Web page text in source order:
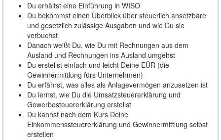
Du erhältst eine Einführung in WISO
Du bekommst einen Überblick über steuerlich ansetzbare
und gesetzlich zulässige Ausgaben und wie Du sie
verbuchst
Danach weißt Du, wie Du mit Rechnungen aus dem
Ausland und Rechnungen ins Ausland umgehst
Du erstellst einfach und leicht Deine EÜR (die
Gewinnermittlung fürs Unternehmen)
Du erfährst, was alles als Anlagevermögen anzusetzen ist
Du lernst, wie Du die Umsatzsteuererklärung und
Gewerbesteuererklärung erstellst
Du kannst nach dem Kurs Deine
Einkommenssteuererklärung und Gewinnermittlung selbst
erstellen